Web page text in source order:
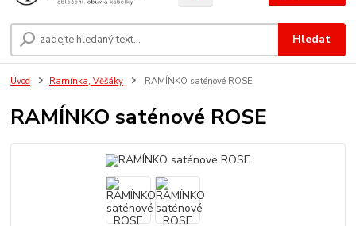
Hledat
Úvod Ramínka, Věšáky RAMÍNKO saténové ROSE
RAMÍNKO saténové ROSE